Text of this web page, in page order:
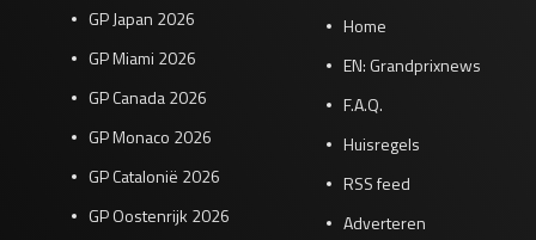
GP Japan 2026
GP Miami 2026
GP Canada 2026
GP Monaco 2026
GP Catalonië 2026
GP Oostenrijk 2026
Home
EN: Grandprixnews
F.A.Q.
Huisregels
RSS feed
Adverteren